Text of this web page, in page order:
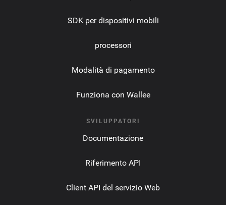
SDK per dispositivi mobili
processori
Modalità di pagamento
Funziona con Wallee
SVILUPPATORI
Documentazione
Riferimento API
Client API del servizio Web